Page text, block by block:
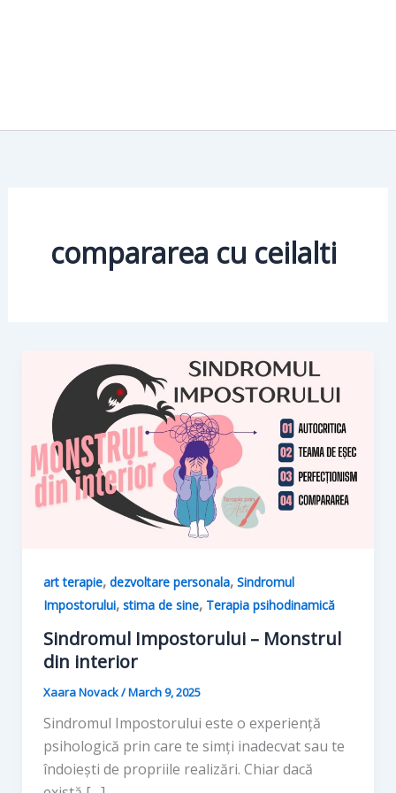
compararea cu ceilalti
art terapie, dezvoltare personala, Sindromul
Impostorului, stima de sine, Terapia psihodinamică
Sindromul Impostorului – Monstrul
din interior
Xaara Novack/March 9, 2025
Sindromul Impostorului este o experiență
psihologică prin care te simți inadecvat sau te
îndoiești de propriile realizări. Chiar dacă